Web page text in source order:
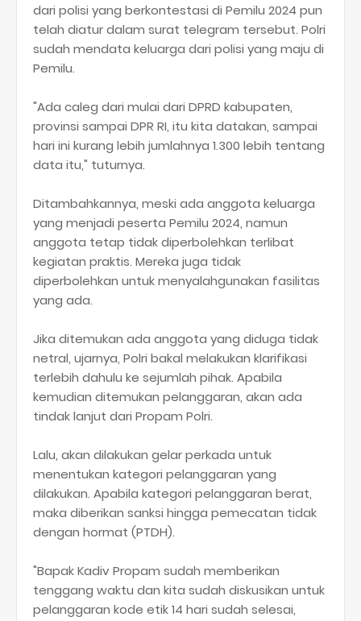
dari polisi yang berkontestasi di Pemilu 2024 pun
telah diatur dalam surat telegram tersebut. Polri
sudah mendata keluarga dari polisi yang maju di
Pemilu.
"Ada caleg dari mulai dari DPRD kabupaten,
provinsi sampai DPR RI, itu kita datakan, sampai
hari ini kurang lebih jumlahnya 1.300 lebih tentang
data itu," tuturnya.
Ditambahkannya, meski ada anggota keluarga
yang menjadi peserta Pemilu 2024, namun
anggota tetap tidak diperbolehkan terlibat
kegiatan praktis. Mereka juga tidak
diperbolehkan untuk menyalahgunakan fasilitas
yang ada.
Jika ditemukan ada anggota yang diduga tidak
netral, ujarnya, Polri bakal melakukan klarifikasi
terlebih dahulu ke sejumlah pihak. Apabila
kemudian ditemukan pelanggaran, akan ada
tindak lanjut dari Propam Polri.
Lalu, akan dilakukan gelar perkada untuk
menentukan kategori pelanggaran yang
dilakukan. Apabila kategori pelanggaran berat,
maka diberikan sanksi hingga pemecatan tidak
dengan hormat (PTDH).
"Bapak Kadiv Propam sudah memberikan
tenggang waktu dan kita sudah diskusikan untuk
pelanggaran kode etik 14 hari sudah selesai,